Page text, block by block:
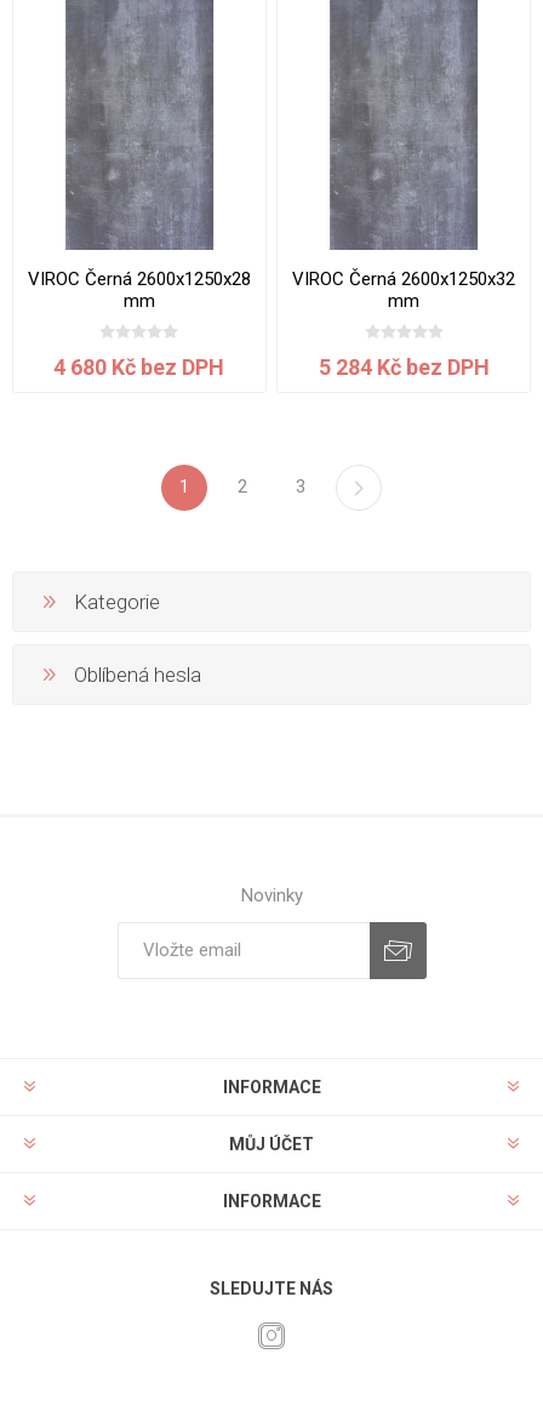
VIROC Černá 2600x1250x28
mm
4 680 Kč bez DPH
VIROC Černá 2600x1250x32
mm
5 284 Kč bez DPH
1 2 3
Kategorie
Oblíbená hesla
Novinky
INFORMACE
MŮJ ÚČET
INFORMACE
SLEDUJTE NÁS